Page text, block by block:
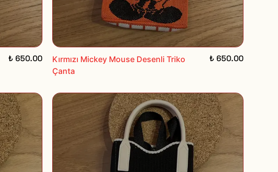
₺ 650.00
Kırmızı Mickey Mouse Desenli Triko
Çanta
₺ 650.00